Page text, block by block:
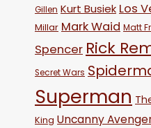
Gillen Kurt Busiek Los
Millar Mark Waid Matt
Spencer Rick
Secret Wars
Superman
King Uncanny